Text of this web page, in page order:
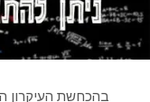
בהכחשת העיקרון